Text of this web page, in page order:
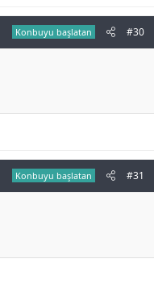
Konbuyu başlatan #30
Konbuyu başlatan #31